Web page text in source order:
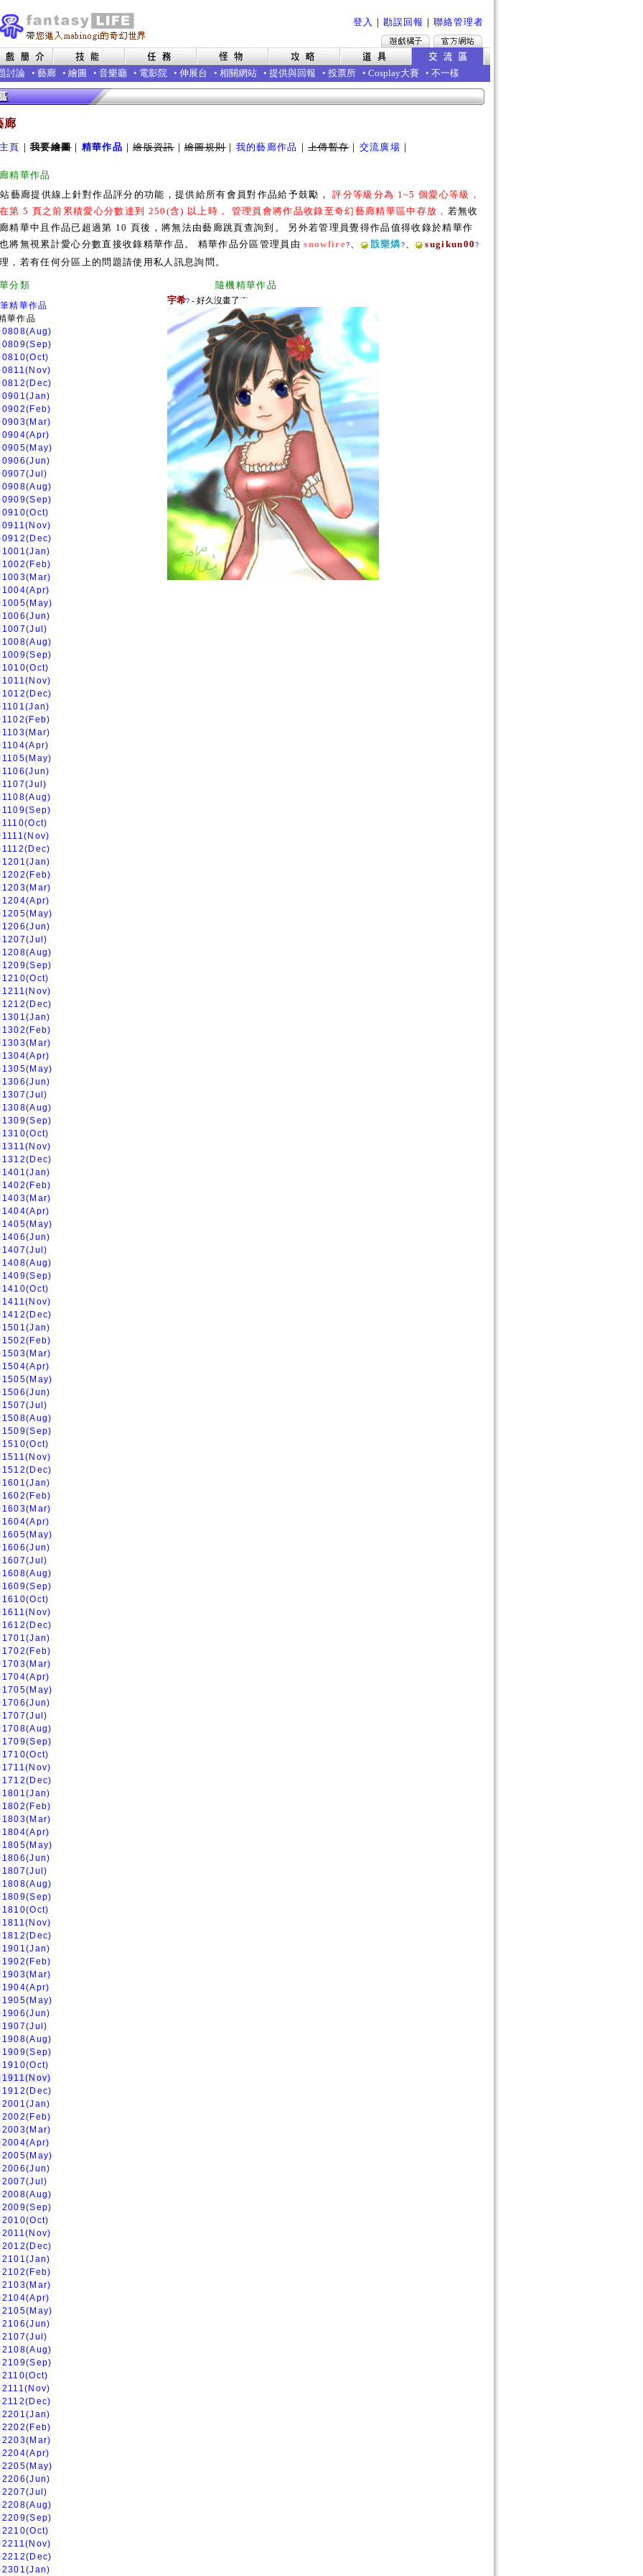
登入 ｜ 勘誤回報 ｜ 聯絡管理者
討論 • 藝廊 • 繪圖 • 音樂廳 • 電影院 • 伸展台 • 相關網站 • 提供與回報 • 投票所 • Cosplay大賽 • 不一樣
廊
頁 ｜我要繪圖｜ 精華作品 ｜繪版資訊｜繪圖規則｜ 我的藝廊作品 ｜上傳暫存｜ 交流廣場 ｜
精華作品
藝廊提供線上針對作品評分的功能，提供給所有會員對作品給予鼓勵，評分等級分為 1~5 個愛心等級，
第 5 頁之前累積愛心分數達到 250(含) 以上時， 管理員會將作品收錄至奇幻藝廊精華區中存放， 若無收
精華中且作品已超過第 10 頁後，將無法由藝廊跳頁查詢到。 另外若管理員覺得作品值得收錄於精華作
將無視累計愛心分數直接收錄精華作品。 精華作品分區管理員由snowfire? 、 戠樂燐 ? 、 sugikun00?
，若有任何分區上的問題請使用私人訊息詢問。
精華分類 隨機精華作品
精華作品
華作品
宇希? - 好久沒畫了˙ˇ˙